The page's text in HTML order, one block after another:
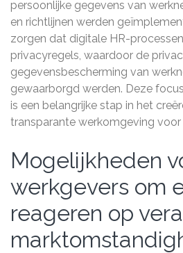
persoonlijke gegevens van
en richtlijnen werden
zorgen dat digitale HR-
privacyregels, waardoor de
gegevensbescherming van
gewaarborgd werden. Deze
is een belangrijke stap in het
transparante werkomgeving voor
Mogelijkheden
werkgevers om
reageren op